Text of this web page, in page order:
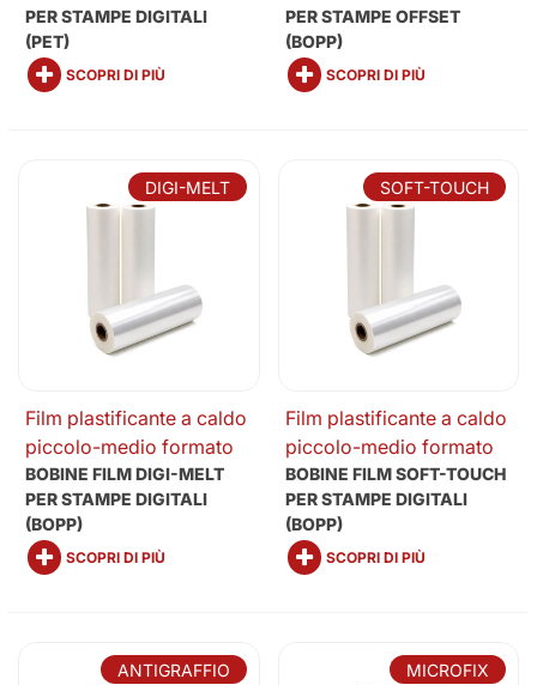
PER STAMPE DIGITALI
(PET)
SCOPRI DI PIÙ
PER STAMPE OFFSET
(BOPP)
SCOPRI DI PIÙ
DIGI-MELT
Film plastificante a caldo
piccolo-medio formato
BOBINE FILM DIGI-MELT
PER STAMPE DIGITALI
(BOPP)
SCOPRI DI PIÙ
SOFT-TOUCH
Film plastificante a caldo
piccolo-medio formato
BOBINE FILM SOFT-TOUCH
PER STAMPE DIGITALI
(BOPP)
SCOPRI DI PIÙ
ANTIGRAFFIO MICROFIX